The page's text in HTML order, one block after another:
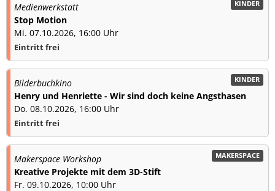
KINDER
Medienwerkstatt
Stop Motion
Mi. 07.10.2026, 16:00 Uhr
Eintritt frei
KINDER
Bilderbuchkino
Henry und Henriette - Wir sind doch keine Angsthasen
Do. 08.10.2026, 16:00 Uhr
Eintritt frei
MAKERSPACE
Makerspace Workshop
Kreative Projekte mit dem 3D-Stift
Fr. 09.10.2026, 10:00 Uhr